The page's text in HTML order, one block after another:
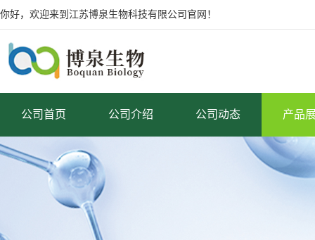
你好，欢迎来到江苏博泉生物科技有限公司官网！
公司首页 公司介绍 公司动态 产品